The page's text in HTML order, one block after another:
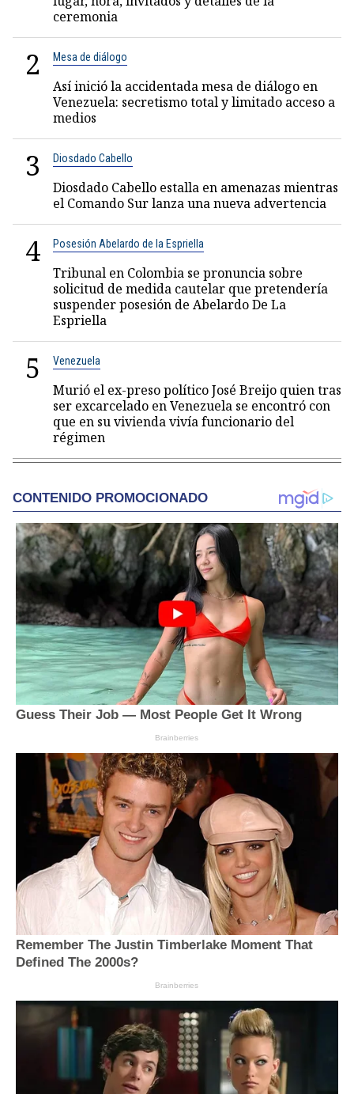
ceremonia
2 Mesa de diálogo
Así inició la accidentada mesa de diálogo en
Venezuela: secretismo total y limitado acceso a
medios
3 Diosdado Cabello
Diosdado Cabello estalla en amenazas mientras
el Comando Sur lanza una nueva advertencia
4 Posesión Abelardo de la Espriella
Tribunal en Colombia se pronuncia sobre
solicitud de medida cautelar que pretendería
suspender posesión de Abelardo De La
Espriella
5 Venezuela
Murió el ex-preso político José Breijo quien tras
ser excarcelado en Venezuela se encontró con
que en su vivienda vivía funcionario del
régimen